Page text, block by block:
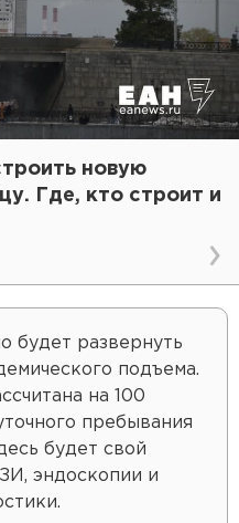
новую
Где, кто строит и
будет развернуть
подъема.
на 100
пребывания
будет свой
эндоскопии и